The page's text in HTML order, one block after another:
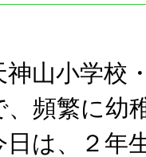
神山小学校
、頻繁に幼
日は、２年